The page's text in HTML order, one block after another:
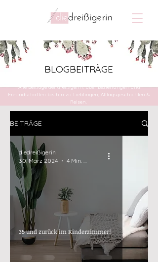
BLOGBEITRÄGE
Alle Beiträge der dreißigerin, über Beziehungen und
Freundschaften bis hin zu Lieblingen, Alltagsgeschichten &
Reisen.
BEITRÄGE
35 und zurück im Kinderzimmer!
diedreißigerin
30. März 2024
4 Min. Lesezeit